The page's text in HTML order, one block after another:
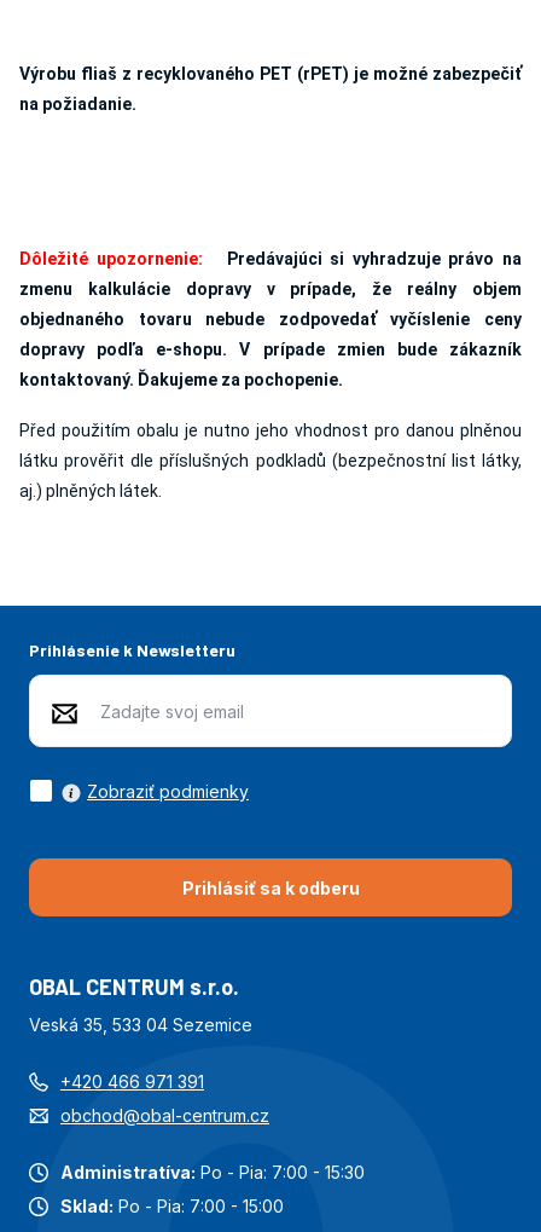
Výrobu fliaš z recyklovaného PET (rPET) je možné zabezpečiť
na požiadanie.
Dôležité upozornenie:
Predávajúci si vyhradzuje právo na
zmenu kalkulácie dopravy v prípade, že reálny objem
objednaného tovaru nebude zodpovedať vyčíslenie ceny
dopravy podľa e-shopu. V prípade zmien bude zákazník
kontaktovaný. Ďakujeme za pochopenie.
Před použitím obalu je nutno jeho vhodnost pro danou plněnou
látku prověřit dle příslušných podkladů (bezpečnostní list látky,
aj.) plněných látek.
Prihlásenie k Newsletteru
Prihlásiť sa k odberu
Zobraziť podmienky
OBAL CENTRUM s.r.o.
Veská 35, 533 04 Sezemice
+420 466 971 391
obchod@obal-centrum.cz
Administratíva: Po - Pia: 7:00 - 15:30
Sklad: Po - Pia: 7:00 - 15:00